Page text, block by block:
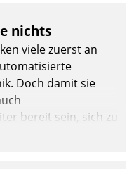
nichts
viele zuerst an
Doch damit sie
bereit sein, sich zu
werden sie an ihr